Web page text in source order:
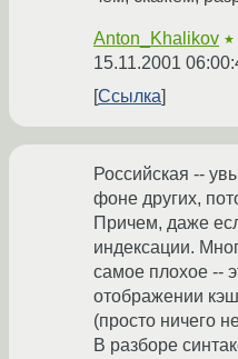
Anton_Khalikov ★
15.11.2001
Ссылка
Российская --
фоне других,
Причем, даже
индексации.
самое плохое --
отображении
(просто ничего
В разборе